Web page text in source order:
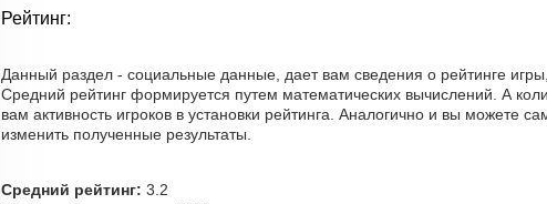
Рейтинг:
Данный раздел - социальные данные, дает вам сведения о рейтинге
Средний рейтинг формируется путем математических вычислений. А
вам активность игроков в установки рейтинга. Аналогично и вы можете
изменить полученные результаты.
Средний рейтинг: 3.2